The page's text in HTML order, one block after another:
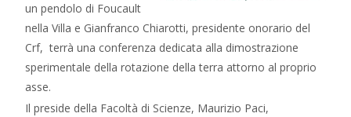
un pendolo di Foucault
nella Villa e Gianfranco Chiarotti, presidente onorario del
Crf, terrà una conferenza dedicata alla dimostrazione
sperimentale della rotazione della terra attorno al proprio
asse.
Il preside della Facoltà di Scienze, Maurizio Paci,